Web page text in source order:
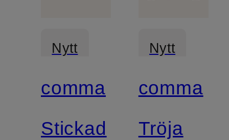
Nytt
comma
Stickad
Nytt
comma
Tröja